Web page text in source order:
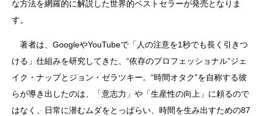
な方法を網羅的に解説した世界的ベストセラーが発売となりま
す。
著者は、GoogleやYouTubeで「人の注意を1秒でも長く引きつ
ける」仕組みを研究してきた、“依存のプロフェッショナル”ジェ
イク・ナップとジョン・ゼラツキー。“時間オタク”を自称する彼
らが導き出したのは、「意志力」や「生産性の向上」に頼るので
はなく、日常に潜むムダをとっぱらい、時間を生み出すための87